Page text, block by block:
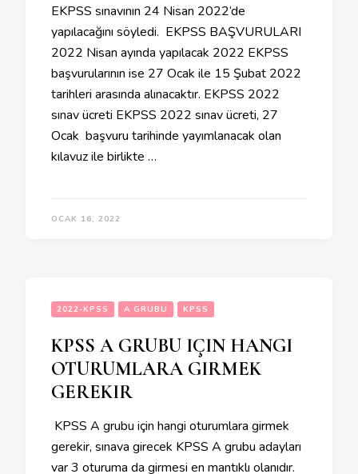
EKPSS sınavının 24 Nisan 2022‘de
yapılacağını söyledi. EKPSS BAŞVURULARI
2022 Nisan ayında yapılacak 2022 EKPSS
başvurularının ise 27 Ocak ile 15 Şubat 2022
tarihleri arasında alınacaktır. EKPSS 2022
sınav ücreti EKPSS 2022 sınav ücreti, 27
Ocak başvuru tarihinde yayımlanacak olan
kılavuz ile birlikte …
OCAK 16, 2022
2022-KPSS A GRUBU KPSS
KPSS A GRUBU IÇIN HANGI
OTURUMLARA GIRMEK
GEREKIR
KPSS A grubu için hangi oturumlara girmek
gerekir, sınava girecek KPSS A grubu adayları
var 3 oturuma da girmesi en mantıklı olanıdır.